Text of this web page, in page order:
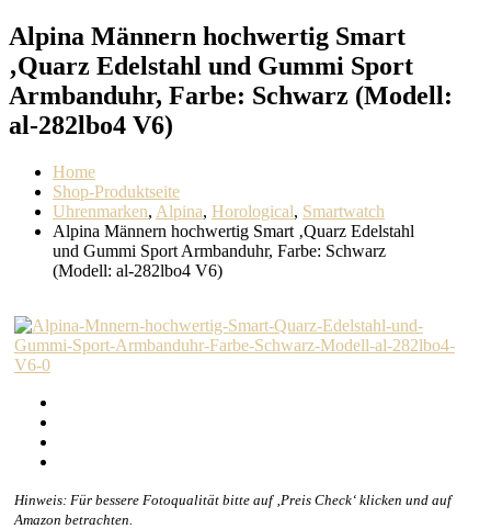
Alpina Männern hochwertig Smart
‚Quarz Edelstahl und Gummi Sport
Armbanduhr, Farbe: Schwarz (Modell:
al-282lbo4 V6)
Home
Shop-Produktseite
Uhrenmarken, Alpina, Horological, Smartwatch
Alpina Männern hochwertig Smart ‚Quarz Edelstahl
und Gummi Sport Armbanduhr, Farbe: Schwarz
(Modell: al-282lbo4 V6)
Hinweis: Für bessere Fotoqualität bitte auf ‚Preis Check‘ klicken und auf
Amazon betrachten.